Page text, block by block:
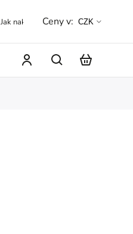
Jak nakupovat Obchodní
Ceny v: CZK